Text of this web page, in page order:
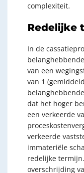
complexiteit.
Redelijke
In de
van een
van 1
dat het hoger
een verkeerde
verkeerde
immateriële
redelijke
overschrijding